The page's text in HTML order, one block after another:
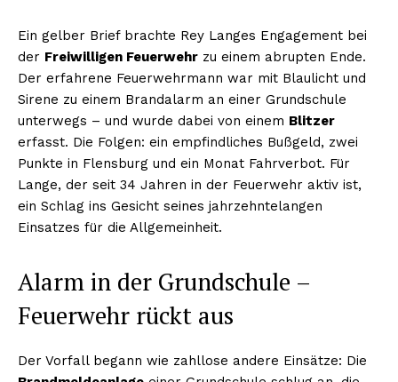
Ein gelber Brief brachte Rey Langes Engagement bei
der Freiwilligen Feuerwehr zu einem abrupten Ende.
Der erfahrene Feuerwehrmann war mit Blaulicht und
Sirene zu einem Brandalarm an einer Grundschule
unterwegs – und wurde dabei von einem Blitzer
erfasst. Die Folgen: ein empfindliches Bußgeld, zwei
Punkte in Flensburg und ein Monat Fahrverbot. Für
Lange, der seit 34 Jahren in der Feuerwehr aktiv ist,
ein Schlag ins Gesicht seines jahrzehntelangen
Einsatzes für die Allgemeinheit.
Alarm in der Grundschule –
Feuerwehr rückt aus
Der Vorfall begann wie zahllose andere Einsätze: Die